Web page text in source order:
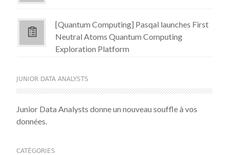
[Quantum Computing] Pasqal launches First
Neutral Atoms Quantum Computing
Exploration Platform
JUNIOR DATA ANALYSTS
Junior Data Analysts donne un nouveau souffle à vos
données.
CATÉGORIES